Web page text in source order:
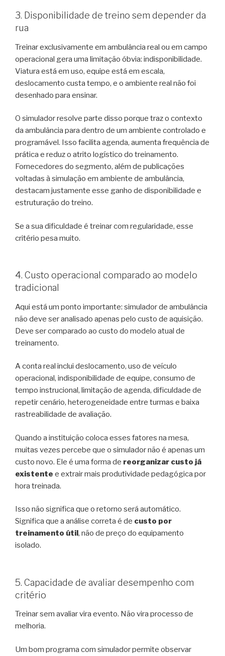
3. Disponibilidade de treino sem depender da
rua
Treinar exclusivamente em ambulância real ou em campo
operacional gera uma limitação óbvia: indisponibilidade.
Viatura está em uso, equipe está em escala,
deslocamento custa tempo, e o ambiente real não foi
desenhado para ensinar.
O simulador resolve parte disso porque traz o contexto
da ambulância para dentro de um ambiente controlado e
programável. Isso facilita agenda, aumenta frequência de
prática e reduz o atrito logístico do treinamento.
Fornecedores do segmento, além de publicações
voltadas à simulação em ambiente de ambulância,
destacam justamente esse ganho de disponibilidade e
estruturação do treino.
Se a sua dificuldade é treinar com regularidade, esse
critério pesa muito.
4. Custo operacional comparado ao modelo
tradicional
Aqui está um ponto importante: simulador de ambulância
não deve ser analisado apenas pelo custo de aquisição.
Deve ser comparado ao custo do modelo atual de
treinamento.
A conta real inclui deslocamento, uso de veículo
operacional, indisponibilidade de equipe, consumo de
tempo instrucional, limitação de agenda, dificuldade de
repetir cenário, heterogeneidade entre turmas e baixa
rastreabilidade de avaliação.
Quando a instituição coloca esses fatores na mesa,
muitas vezes percebe que o simulador não é apenas um
custo novo. Ele é uma forma de reorganizar custo já
existente e extrair mais produtividade pedagógica por
hora treinada.
Isso não significa que o retorno será automático.
Significa que a análise correta é de custo por
treinamento útil , não de preço do equipamento
isolado.
5. Capacidade de avaliar desempenho com
critério
Treinar sem avaliar vira evento. Não vira processo de
melhoria.
Um bom programa com simulador permite observar